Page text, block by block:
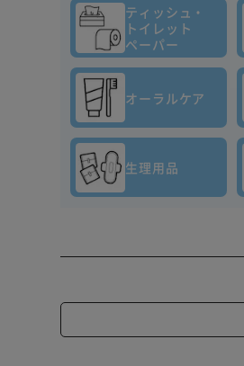
ティッシュ・
トイレット
ペーパー
オーラルケア
生理用品